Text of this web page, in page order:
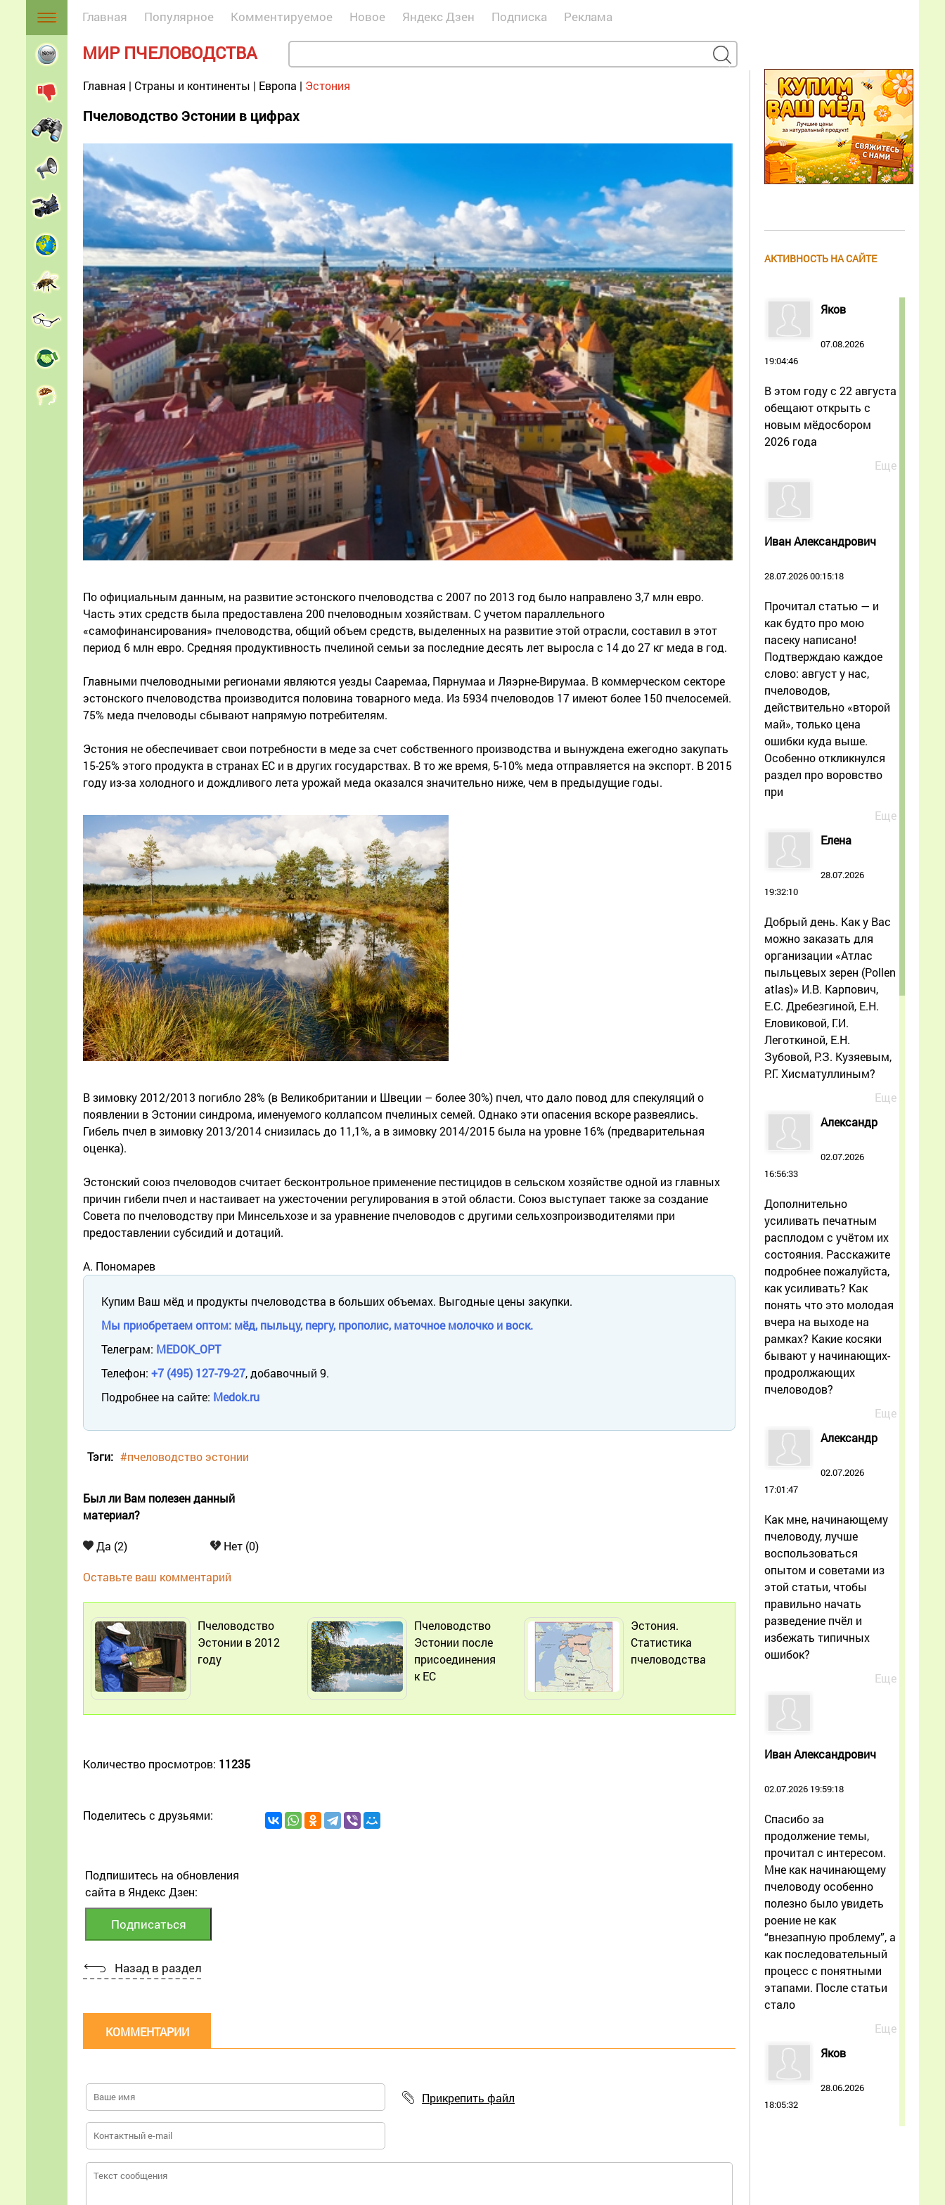
Главная Популярное Комментируемое Новое Яндекс Дзен Подписка Реклама
МИР ПЧЕЛОВОДСТВА
Главная | Страны и континенты | Европа | Эстония
Пчеловодство Эстонии в цифрах
По официальным данным, на развитие эстонского пчеловодства с 2007 по 2013 год было направлено 3,7 млн евро.
Часть этих средств была предоставлена 200 пчеловодным хозяйствам. С учетом параллельного
«самофинансирования» пчеловодства, общий объем средств, выделенных на развитие этой отрасли, составил в этот
период 6 млн евро. Средняя продуктивность пчелиной семьи за последние десять лет выросла с 14 до 27 кг меда в год.
Главными пчеловодными регионами являются уезды Сааремаа, Пярнумаа и Ляэрне-Вирумаа. В коммерческом секторе
эстонского пчеловодства производится половина товарного меда. Из 5934 пчеловодов 17 имеют более 150 пчелосемей.
75% меда пчеловоды сбывают напрямую потребителям.
Эстония не обеспечивает свои потребности в меде за счет собственного производства и вынуждена ежегодно закупать
15-25% этого продукта в странах ЕС и в других государствах. В то же время, 5-10% меда отправляется на экспорт. В 2015
году из-за холодного и дождливого лета урожай меда оказался значительно ниже, чем в предыдущие годы.
В зимовку 2012/2013 погибло 28% (в Великобритании и Швеции – более 30%) пчел, что дало повод для спекуляций о
появлении в Эстонии синдрома, именуемого коллапсом пчелиных семей. Однако эти опасения вскоре развеялись.
Гибель пчел в зимовку 2013/2014 снизилась до 11,1%, а в зимовку 2014/2015 была на уровне 16% (предварительная
оценка).
Эстонский союз пчеловодов считает бесконтрольное применение пестицидов в сельском хозяйстве одной из главных
причин гибели пчел и настаивает на ужесточении регулирования в этой области. Союз выступает также за создание
Совета по пчеловодству при Минсельхозе и за уравнение пчеловодов с другими сельхозпроизводителями при
предоставлении субсидий и дотаций.
А. Пономарев
Купим Ваш мёд и продукты пчеловодства в больших объемах. Выгодные цены закупки.
Мы приобретаем оптом: мёд, пыльцу, пергу, прополис, маточное молочко и воск.
Телеграм: MEDOK_OPT
Телефон: +7 (495) 127-79-27, добавочный 9.
Подробнее на сайте: Medok.ru
Тэги: #пчеловодство эстонии
Был ли Вам полезен данный
материал?
Да (2) Нет (0)
Оставьте ваш комментарий
Пчеловодство
Эстонии в 2012
году
Пчеловодство
Эстонии после
присоединения
к ЕС
Эстония.
Статистика
пчеловодства
Количество просмотров: 11235
Поделитесь с друзьями:
Подпишитесь на обновления
сайта в Яндекс Дзен:
Назад в раздел
КОММЕНТАРИИ
Прикрепить файл
АКТИВНОСТЬ НА САЙТЕ
Яков
07.08.2026
19:04:46
В этом году с 22 августа
обещают открыть с
новым мёдосбором
2026 года
Еще
Иван Александрович
28.07.2026 00:15:18
Прочитал статью — и
как будто про мою
пасеку написано!
Подтверждаю каждое
слово: август у нас,
пчеловодов,
действительно «второй
май», только цена
ошибки куда выше.
Особенно откликнулся
раздел про воровство
при
Еще
Елена
28.07.2026
19:32:10
Добрый день. Как у Вас
можно заказать для
организации «Атлас
пыльцевых зерен (Pollen
atlas)» И.В. Карпович,
Е.С. Дребезгиной, Е.Н.
Еловиковой, Г.И.
Леготкиной, Е.Н.
Зубовой, Р.З. Кузяевым,
Р.Г. Хисматуллиным?
Еще
Александр
02.07.2026
16:56:33
Дополнительно
усиливать печатным
расплодом с учётом их
состояния. Расскажите
подробнее пожалуйста,
как усиливать? Как
понять что это молодая
вчера на выходе на
рамках? Какие косяки
бывают у начинающих-
продролжающих
пчеловодов?
Еще
Александр
02.07.2026
17:01:47
Как мне, начинающему
пчеловоду, лучше
воспользоваться
опытом и советами из
этой статьи, чтобы
правильно начать
разведение пчёл и
избежать типичных
ошибок?
Еще
Иван Александрович
02.07.2026 19:59:18
Спасибо за
продолжение темы,
прочитал с интересом.
Мне как начинающему
пчеловоду особенно
полезно было увидеть
роение не как
“внезапную проблему”, а
как последовательный
процесс с понятными
этапами. После статьи
стало
Еще
Яков
28.06.2026
18:05:32